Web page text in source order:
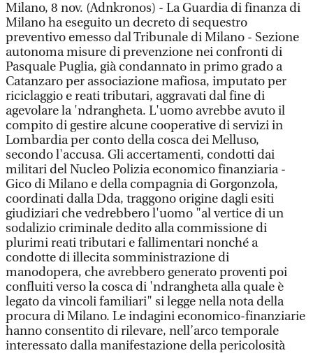
Milano, 8 nov. (Adnkronos) - La Guardia di finanza di
Milano ha eseguito un decreto di sequestro
preventivo emesso dal Tribunale di Milano - Sezione
autonoma misure di prevenzione nei confronti di
Pasquale Puglia, già condannato in primo grado a
Catanzaro per associazione mafiosa, imputato per
riciclaggio e reati tributari, aggravati dal fine di
agevolare la 'ndrangheta. L'uomo avrebbe avuto il
compito di gestire alcune cooperative di servizi in
Lombardia per conto della cosca dei Melluso,
secondo l'accusa. Gli accertamenti, condotti dai
militari del Nucleo Polizia economico finanziaria -
Gico di Milano e della compagnia di Gorgonzola,
coordinati dalla Dda, traggono origine dagli esiti
giudiziari che vedrebbero l'uomo "al vertice di un
sodalizio criminale dedito alla commissione di
plurimi reati tributari e fallimentari nonché a
condotte di illecita somministrazione di
manodopera, che avrebbero generato proventi poi
confluiti verso la cosca di 'ndrangheta alla quale è
legato da vincoli familiari" si legge nella nota della
procura di Milano. Le indagini economico-finanziarie
hanno consentito di rilevare, nell’arco temporale
interessato dalla manifestazione della pericolosità